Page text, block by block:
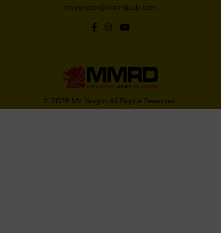
myyangon@mmrdpub.com
© 2026 MY Yangon All Rights Reserved.